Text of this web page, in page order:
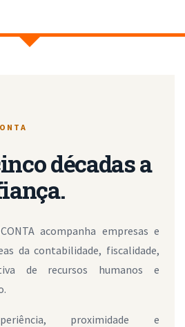
décadas a
acompanha empresas e
da contabilidade, fiscalidade,
de recursos humanos e
proximidade e